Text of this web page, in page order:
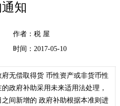
知
作者：税 屋
时间：2017-05-10
无偿取得货 币性资产或非货币性
政府补助采用未来适用法处理，
间新增的 政府补助根据本准则进